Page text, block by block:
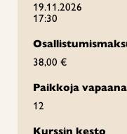
19.11.2026
17:30
38,00 €
Paikkoja vapaana
12